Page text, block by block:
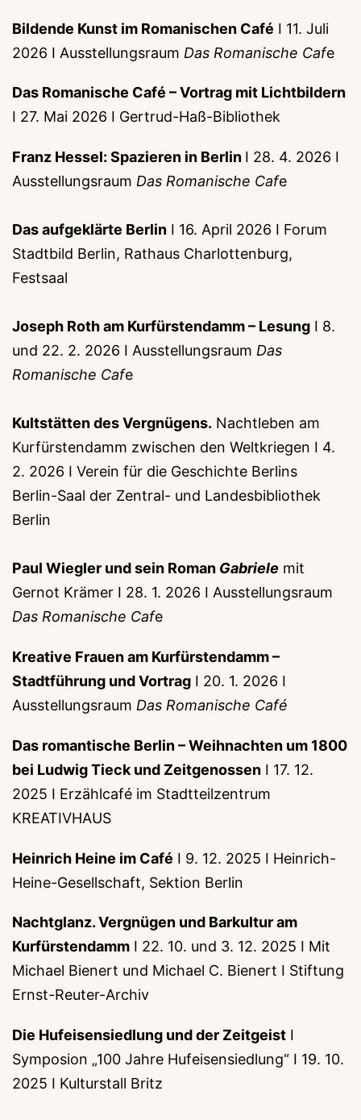
Bildende Kunst im Romanischen Café I 11. Juli
2026 I Ausstellungsraum Das Romanische Cafe
Das Romanische Café – Vortrag mit Lichtbildern
I 27. Mai 2026 I Gertrud-Haß-Bibliothek
Franz Hessel: Spazieren in Berlin I 28. 4. 2026 I
Ausstellungsraum Das Romanische Cafe
Das aufgeklärte Berlin I 16. April 2026 I Forum
Stadtbild Berlin, Rathaus Charlottenburg,
Festsaal
Joseph Roth am Kurfürstendamm – Lesung I 8.
und 22. 2. 2026 I Ausstellungsraum Das
Romanische Cafe
Kultstätten des Vergnügens. Nachtleben am
Kurfürstendamm zwischen den Weltkriegen I 4.
2. 2026 I Verein für die Geschichte Berlins
Berlin-Saal der Zentral- und Landesbibliothek
Berlin
Paul Wiegler und sein Roman Gabriele mit
Gernot Krämer I 28. 1. 2026 I Ausstellungsraum
Das Romanische Cafe
Kreative Frauen am Kurfürstendamm –
Stadtführung und Vortrag I 20. 1. 2026 I
Ausstellungsraum Das Romanische Café
Das romantische Berlin – Weihnachten um 1800
bei Ludwig Tieck und Zeitgenossen I 17. 12.
2025 I Erzählcafé im Stadtteilzentrum
KREATIVHAUS
Heinrich Heine im Café I 9. 12. 2025 I Heinrich-
Heine-Gesellschaft, Sektion Berlin
Nachtglanz. Vergnügen und Barkultur am
Kurfürstendamm I 22. 10. und 3. 12. 2025 I Mit
Michael Bienert und Michael C. Bienert I Stiftung
Ernst-Reuter-Archiv
Die Hufeisensiedlung und der Zeitgeist I
Symposion „100 Jahre Hufeisensiedlung“ I 19. 10.
2025 I Kulturstall Britz